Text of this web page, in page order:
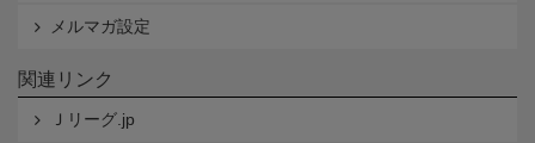
メルマガ設定
関連リンク
Ｊリーグ.jp